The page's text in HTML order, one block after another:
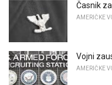
Časnik
AMERIČKE
Vojni
AMERIČKE